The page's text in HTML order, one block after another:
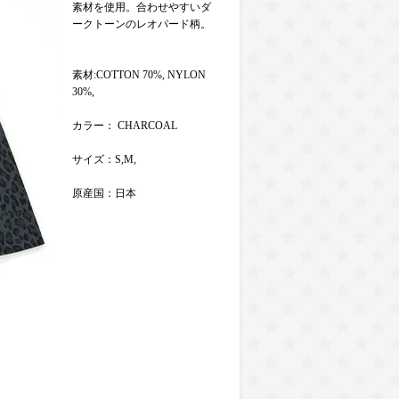
素材を使用。合わせやすいダ
ークトーンのレオパード柄。
素材:COTTON 70%, NYLON
30%,
カラー： CHARCOAL
サイズ：S,M,
原産国：日本